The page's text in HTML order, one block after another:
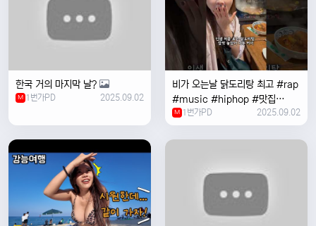
한국 거의 마지막 날?
M 1번가PD 2025.09.02
비가 오는날 ￼닭도리탕 최고 #rap
#music #hiphop #맛집
#travel #여행 #food ￼
M 1번가PD 2025.09.02